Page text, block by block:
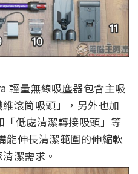
量無線吸塵器包含主吸
滾筒吸頭」，另外也加
低處清潔轉接吸頭」等
能伸長清潔範圍的伸縮軟
潔需求。